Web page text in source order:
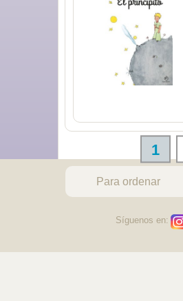
1
Para ordenar
Síguenos en: